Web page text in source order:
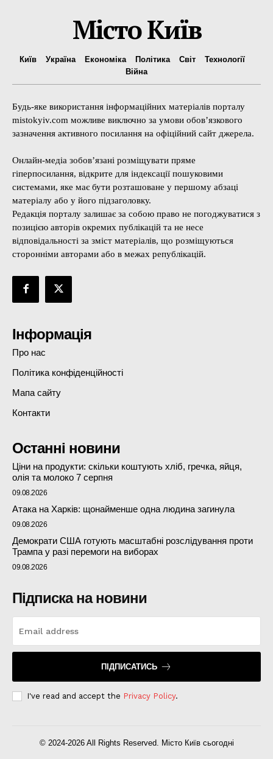
Місто Київ
Київ Україна Економіка Політика Світ
Технології
Війна
Будь-яке використання інформаційних матеріалів порталу
mistokyiv.com можливе виключно за умови обов’язкового
зазначення активного посилання на офіційний сайт джерела.
Онлайн-медіа зобов’язані розміщувати пряме
гіперпосилання, відкрите для індексації пошуковими
системами, яке має бути розташоване у першому абзаці
матеріалу або у його підзаголовку.
Редакція порталу залишає за собою право не погоджуватися з
позицією авторів окремих публікацій та не несе
відповідальності за зміст матеріалів, що розміщуються
сторонніми авторами або в межах републікацій.
Інформація
Про нас
Політика конфіденційності
Мапа сайту
Контакти
Останні новини
Ціни на продукти: скільки коштують хліб, гречка, яйця,
олія та молоко 7 серпня
09.08.2026
Атака на Харків: щонайменше одна людина загинула
09.08.2026
Демократи США готують масштабні розслідування проти
Трампа у разі перемоги на виборах
09.08.2026
Підписка на новини
ПІДПИСАТИСЬ
I've read and accept the Privacy Policy.
© 2024-2026 All Rights Reserved. Місто Київ сьогодні